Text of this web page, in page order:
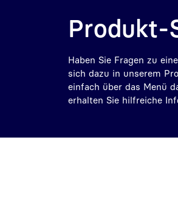
Produkt-
Haben Sie Fragen zu
sich dazu in unserem
einfach über das Menü
erhalten Sie hilfreiche